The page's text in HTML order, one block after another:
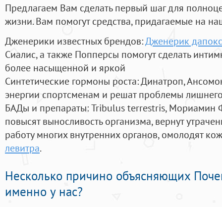
Предлагаем Вам сделать первый шаг для
жизни. Вам помогут средства, придагаемые на
Дженерики известных брендов:Дженерик
Сиалис, а также Попперсы помогут сделать
более насыщенной и яркой
Синтетические гормоны роста: Динатроп,
энергии спортсменам и решат проблемы
БАДы и препараты:Tribulus terrestris, Мориамин
повысят выносливость организма, вернут
работу многих внутренних органов, омолодят
левитра.
Несколько причино объясняющих
именно у нас?